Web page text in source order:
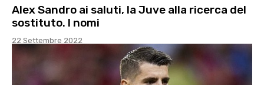
Alex Sandro ai saluti, la Juve alla ricerca del
sostituto. I nomi
22 Settembre 2022